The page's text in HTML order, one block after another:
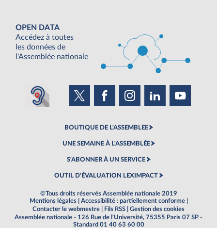
OPEN DATA
Accédez à toutes
les données de
l'Assemblée nationale
BOUTIQUE DE L'ASSEMBLEE
UNE SEMAINE À L'ASSEMBLÉE
S'ABONNER À UN SERVICE
OUTIL D'ÉVALUATION LEXIMPACT
©Tous droits réservés Assemblée nationale 2019
Mentions légales
Accessibilité : partiellement conforme
Contacter le webmestre
Fils RSS
Gestion des cookies
Assemblée nationale - 126 Rue de l'Université, 75355 Paris 07 SP -
Standard 01 40 63 60 00